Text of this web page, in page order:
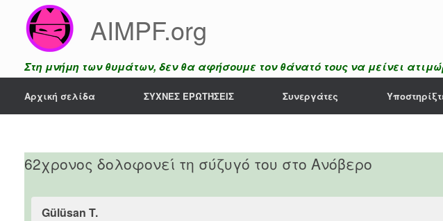
content
AIMPF.org
Στη μνήμη των θυμάτων, δεν θα αφήσουμε τον θάνατό τους να μείνει
Αρχική σελίδα ΣΥΧΝΈΣ ΕΡΩΤΉΣΕΙΣ Συνεργάτες
62χρονος δολοφονεί τη σύζυγό του στο Ανόβερο
Gülüsan T.